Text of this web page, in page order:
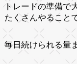
トレードの準備で
たくさんやること
毎日続けられる量